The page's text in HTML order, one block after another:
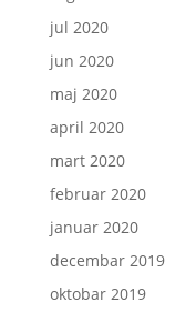
jul 2020
jun 2020
maj 2020
april 2020
mart 2020
februar 2020
januar 2020
decembar 2019
oktobar 2019